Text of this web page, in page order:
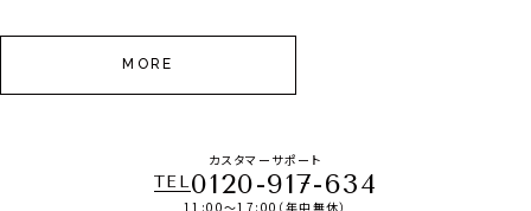
MORE
カスタマーサポート
TEL0120-917-634
11:00～17:00（年中無休）